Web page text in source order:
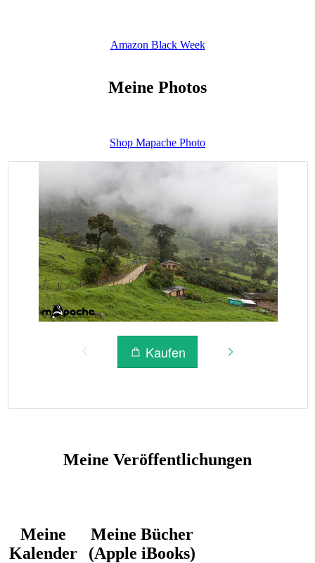
Amazon Black Week
Meine Photos
Shop Mapache Photo
Meine Veröffentlichungen
Meine
Kalender
Meine Bücher
(Apple iBooks)